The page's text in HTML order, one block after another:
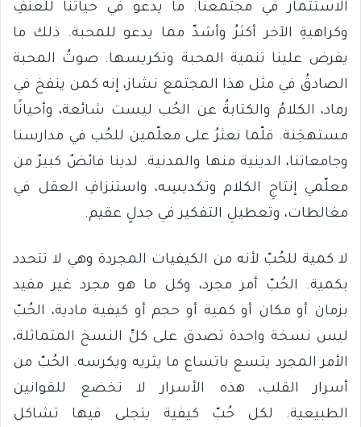
الاستثمار في مجتمعنا. ما يدعو في حياتنا للعنفِ
وكراهيةِ الآخر أكثرُ وأشدّ مما يدعو للمحبة. ذلك ما
يفرض علينا تنمية المحبة وتكريسها. صوتُ المحبة
الصادقُ في مثل هذا المجتمع نشاز، إنه كمن ينفخ في
رماد، الكلامُ والكتابةُ عن الحُب ليست شائعة، وأحيانًا
مستهجَنة. قلّما نعثرُ على معلّمين للحُب في مدارسنا
وجامعاتنا، الدينية منها والمدنية. لدينا فائضٌ كبيرٌ من
معلّمي إنتاجِ الكلام وتكديسِه، واستنزافِ العقل في
مغالطات، وتعطيلِ التفكير في جدلٍ عقيم.
لا كمية للحُبّ لأنه من الكيفيات المجردة وهي لا تتحدد
بكمية. الحُبّ أمر مجرد، وكل ما هو مجرد غير مقيد
بزمان أو مكان أو كمية أو حجم أو كيفية مادية، الحُبّ
ليس نسخة واحدة تصدق على كلِّ النسخ المتماثلة،
الأمر المجرد يتسع باتساع ما يثريه ويكرسه. الحُبّ من
أسرار القلب، هذه الأسرار لا تخضع للقوانين
الطبيعية. لكل حُبّ كيفية يتجلى فيها تشاكل